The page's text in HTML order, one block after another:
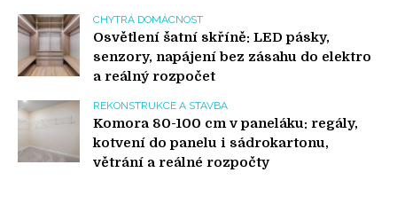
CHYTRÁ DOMÁCNOST
Osvětlení šatní skříně: LED pásky,
senzory, napájení bez zásahu do elektro
a reálný rozpočet
REKONSTRUKCE A STAVBA
Komora 80-100 cm v paneláku: regály,
kotvení do panelu i sádrokartonu,
větrání a reálné rozpočty